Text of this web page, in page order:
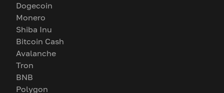
Dogecoin
Monero
Shiba Inu
Bitcoin Cash
Avalanche
Tron
BNB
Polygon